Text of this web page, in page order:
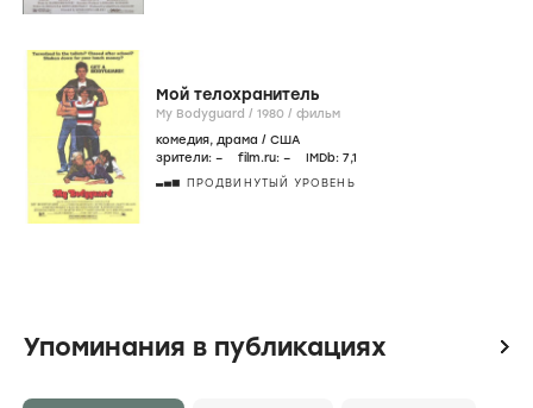
Мой телохранитель
My Bodyguard / 1980 / фильм
комедия, драма / США
зрители: – film.ru: – IMDb: 7,1
ПРОДВИНУТЫЙ УРОВЕНЬ
Упоминания в публикациях icon